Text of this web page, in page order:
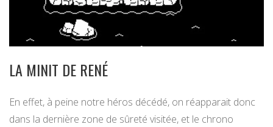
LA MINIT DE RENÉ
En effet, à peine notre héros décédé, on réapparait donc
dans la dernière zone de sûreté visitée, et le chrono